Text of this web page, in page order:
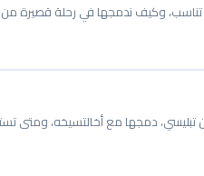
تناسب، وكيف ندمجها في رحلة قصيرة من
تبليسي، دمجها مع أخالتسيخه، ومتى